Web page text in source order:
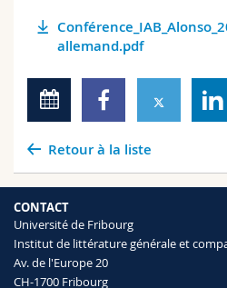
allemand.pdf
Retour à la liste
CONTACT
Université de Fribourg
Institut de littérature générale et
Av. de l'Europe 20
CH-1700 Fribourg